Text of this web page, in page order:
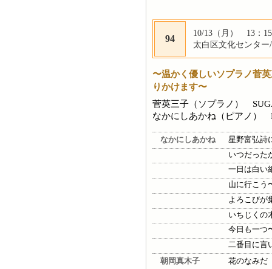
94
10/13（月） 13：
太白区文化センタ
〜温かく優しいソプラノ菅
りかけます〜
菅英三子（ソプラノ）
なかにしあかね（ピアノ）
なかにしあかね
星野富弘詩
いつだった
一日は白い
山に行こう
よろこびが
いちじくの
今日も一つ
二番目に言
朝岡真木子
花のなみだ